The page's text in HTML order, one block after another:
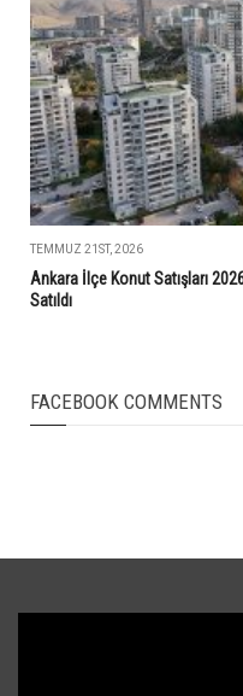
TEMMUZ 21ST, 2026
Ankara İlçe Konut Satışları
Satıldı
FACEBOOK COMMENTS